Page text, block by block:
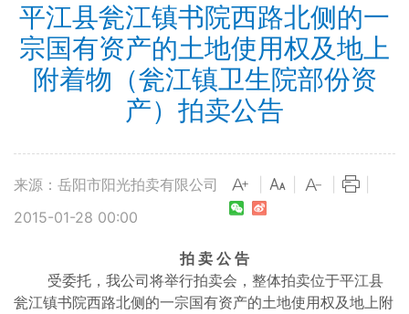
平江县瓮江镇书院西路北侧的一
宗国有资产的土地使用权及地上
附着物（瓮江镇卫生院部份资
产）拍卖公告
来源：岳阳市阳光拍卖有限公司
2015-01-28 00:00
拍 卖 公 告
受委托，我公司将举行拍卖会，整体拍卖位于平江县
瓮江镇书院西路北侧的一宗国有资产的土地使用权及地上附